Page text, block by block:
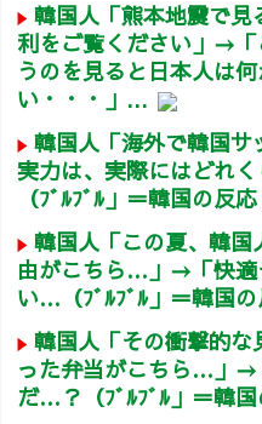
韓国人「熊本地震で
利をご覧ください」→
うのを見ると日本人は
い・・・」...
韓国人「海外で韓国
実力は、実際にはどれ
（ﾌﾞﾙﾌﾞﾙ」＝韓国の反応
韓国人「この夏、韓
由がこちら…」→「快適
い…（ﾌﾞﾙﾌﾞﾙ」＝韓国
韓国人「その衝撃的
った弁当がこちら…」→
だ…？（ﾌﾞﾙﾌﾞﾙ」＝韓